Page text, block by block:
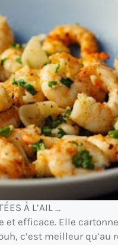
À L’AIL …
efficace. Elle
c’est meilleur qu’au